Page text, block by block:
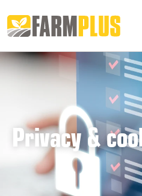
Privacy &